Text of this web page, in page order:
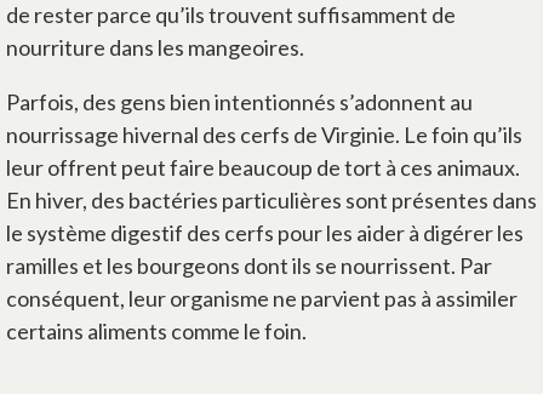
de rester parce qu’ils trouvent suffisamment de
nourriture dans les mangeoires.
Parfois, des gens bien intentionnés s’adonnent au
nourrissage hivernal des cerfs de Virginie. Le foin qu’ils
leur offrent peut faire beaucoup de tort à ces animaux.
En hiver, des bactéries particulières sont présentes dans
le système digestif des cerfs pour les aider à digérer les
ramilles et les bourgeons dont ils se nourrissent. Par
conséquent, leur organisme ne parvient pas à assimiler
certains aliments comme le foin.